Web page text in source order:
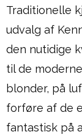
Traditionelle
udvalg af
den nutidige
til de
blonder, på
forføre af de
fantastisk på